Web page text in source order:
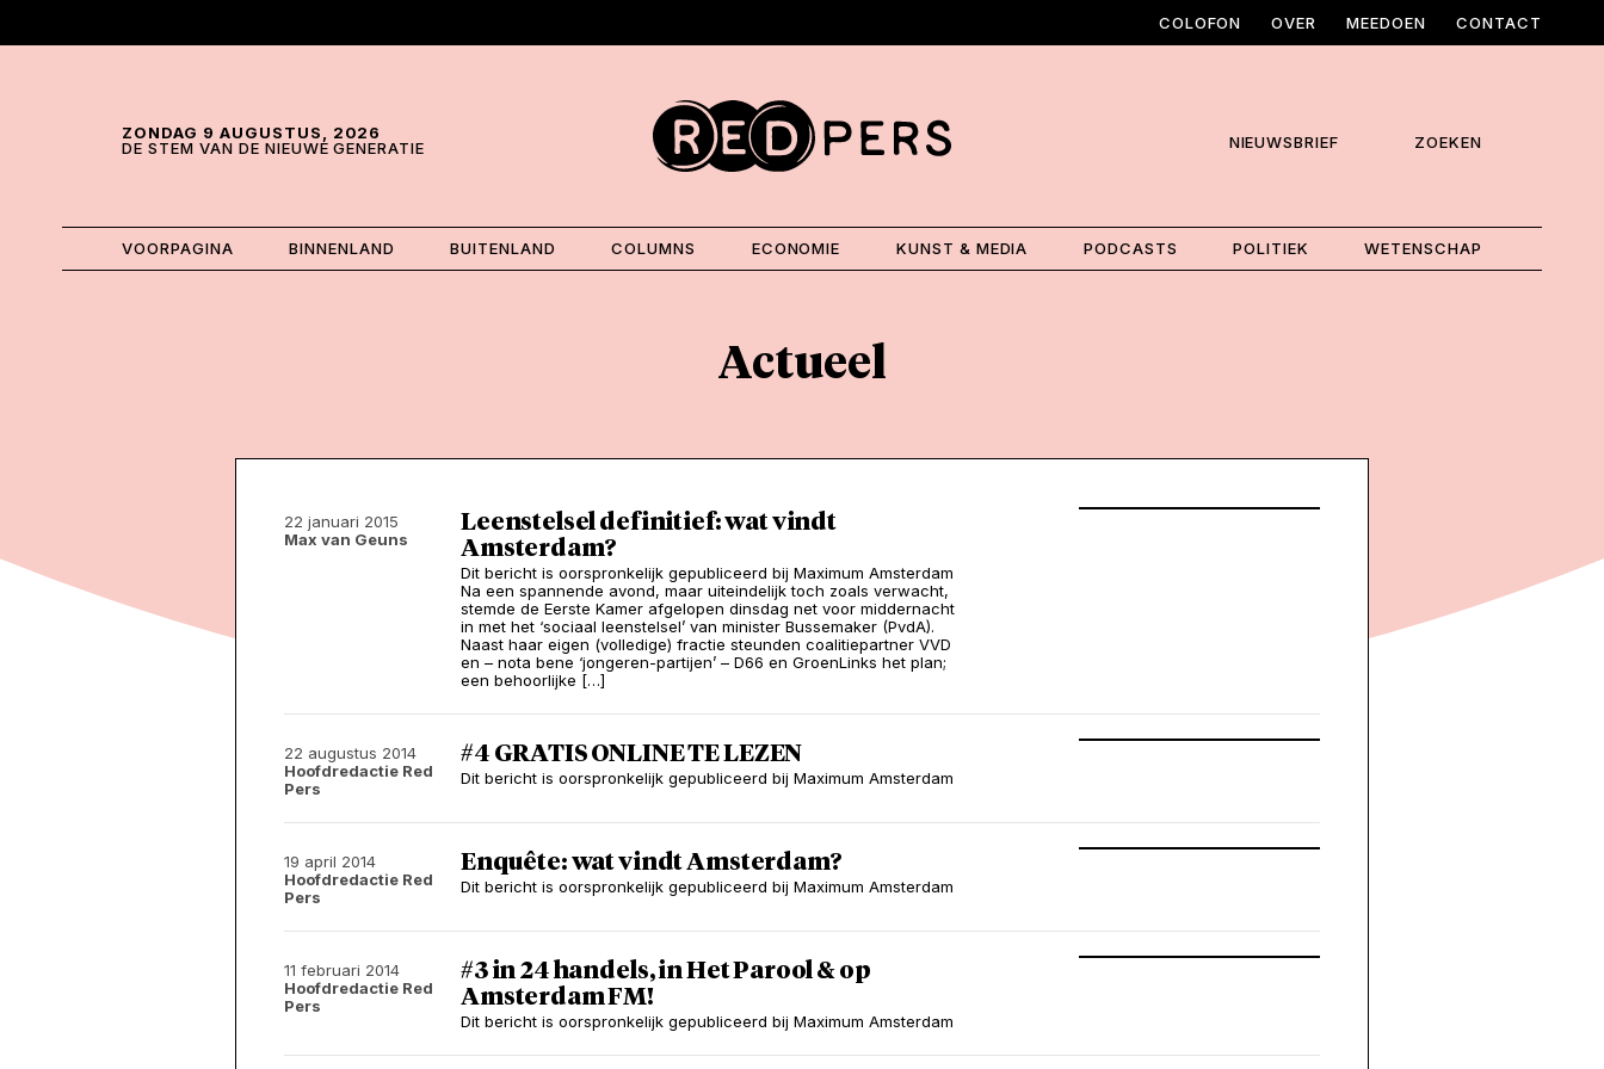
COLOFON OVER MEEDOEN CONTACT
ZONDAG 9 AUGUSTUS, 2026
DE STEM VAN DE NIEUWE GENERATIE
NIEUWSBRIEF ZOEKEN
VOORPAGINA BINNENLAND BUITENLAND COLUMNS ECONOMIE KUNST & MEDIA PODCASTS POLITIEK WETENSCHAP
Actueel
22 januari 2015
Max van Geuns
Leenstelsel definitief: wat vindt
Amsterdam?
Dit bericht is oorspronkelijk gepubliceerd bij Maximum Amsterdam
Na een spannende avond, maar uiteindelijk toch zoals verwacht,
stemde de Eerste Kamer afgelopen dinsdag net voor middernacht
in met het ‘sociaal leenstelsel’ van minister Bussemaker (PvdA).
Naast haar eigen (volledige) fractie steunden coalitiepartner VVD
en – nota bene ‘jongeren-partijen’ – D66 en GroenLinks het plan;
een behoorlijke […]
22 augustus 2014
Hoofdredactie Red
Pers
#4 GRATIS ONLINE TE LEZEN
Dit bericht is oorspronkelijk gepubliceerd bij Maximum Amsterdam
19 april 2014
Hoofdredactie Red
Pers
Enquête: wat vindt Amsterdam?
Dit bericht is oorspronkelijk gepubliceerd bij Maximum Amsterdam
11 februari 2014
Hoofdredactie Red
Pers
#3 in 24 handels, in Het Parool & op
Amsterdam FM!
Dit bericht is oorspronkelijk gepubliceerd bij Maximum Amsterdam